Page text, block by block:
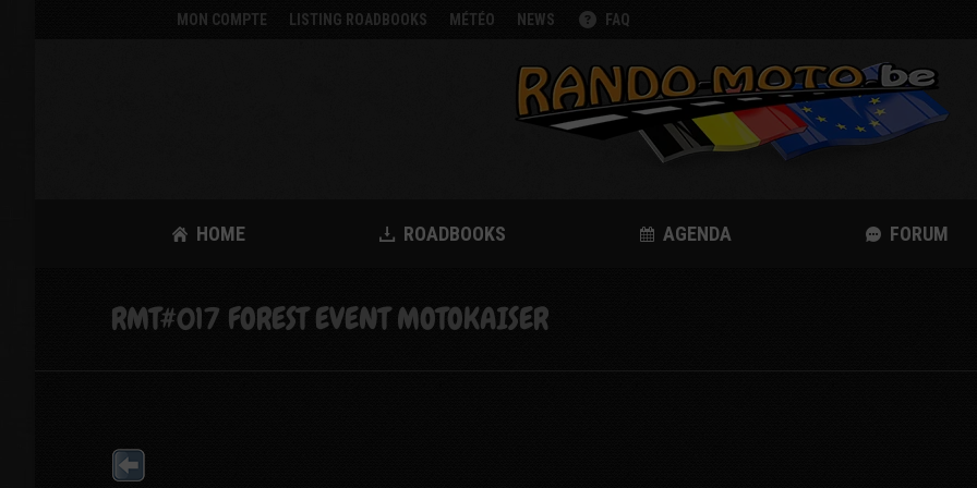
MON COMPTE LISTING ROADBOOKS MÉTÉO NEWS FAQ
HOME ROADBOOKS AGENDA FORUM
RMT#017 FOREST EVENT MOTOKAISER